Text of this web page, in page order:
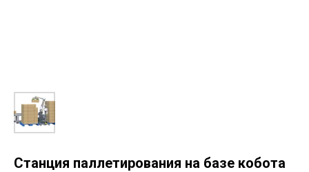
Станция паллетирования на базе кобота